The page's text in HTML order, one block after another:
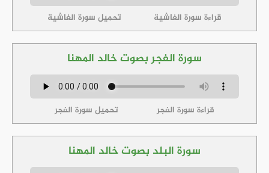
قراءة سورة الغاشية تحميل سورة الغاشية
سورة الفجر بصوت خالد المهنا
قراءة سورة الفجر تحميل سورة الفجر
سورة البلد بصوت خالد المهنا